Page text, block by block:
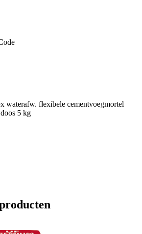
waterafw. flexibele cementvoegmortel
5 kg